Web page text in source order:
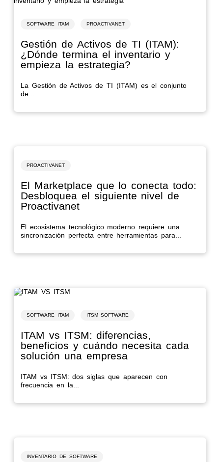
SOFTWARE ITAM PROACTIVANET
Gestión de Activos de TI (ITAM):
¿Dónde termina el inventario y
empieza la estrategia?
La Gestión de Activos de TI (ITAM) es el conjunto
de...
PROACTIVANET
El Marketplace que lo conecta todo:
Desbloquea el siguiente nivel de
Proactivanet
El ecosistema tecnológico moderno requiere una
sincronización perfecta entre herramientas para...
SOFTWARE ITAM ITSM SOFTWARE
ITAM vs ITSM: diferencias,
beneficios y cuándo necesita cada
solución una empresa
ITAM vs ITSM: dos siglas que aparecen con
frecuencia en la...
INVENTARIO DE SOFTWARE